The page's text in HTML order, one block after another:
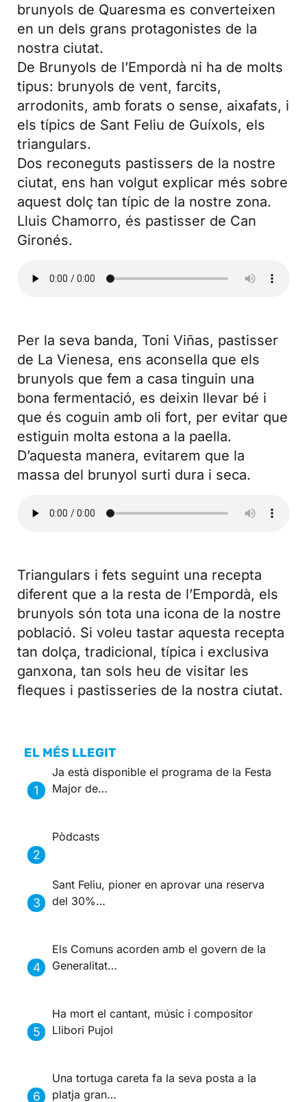
brunyols de Quaresma es converteixen
en un dels grans protagonistes de la
nostra ciutat.
De Brunyols de l’Empordà ni ha de molts
tipus: brunyols de vent, farcits,
arrodonits, amb forats o sense, aixafats, i
els típics de Sant Feliu de Guíxols, els
triangulars.
Dos reconeguts pastissers de la nostre
ciutat, ens han volgut explicar més sobre
aquest dolç tan típic de la nostre zona.
Lluis Chamorro, és pastisser de Can
Gironés.
Per la seva banda, Toni Viñas, pastisser
de La Vienesa, ens aconsella que els
brunyols que fem a casa tinguin una
bona fermentació, es deixin llevar bé i
que és coguin amb oli fort, per evitar que
estiguin molta estona a la paella.
D’aquesta manera, evitarem que la
massa del brunyol surti dura i seca.
Triangulars i fets seguint una recepta
diferent que a la resta de l’Empordà, els
brunyols són tota una icona de la nostre
població. Si voleu tastar aquesta recepta
tan dolça, tradicional, típica i exclusiva
ganxona, tan sols heu de visitar les
fleques i pastisseries de la nostra ciutat.
EL MÉS LLEGIT
Ja està disponible el programa de la Festa
Major de…
Pòdcasts
Sant Feliu, pioner en aprovar una reserva
del 30%…
Els Comuns acorden amb el govern de la
Generalitat…
Ha mort el cantant, músic i compositor
Llibori Pujol
Una tortuga careta fa la seva posta a la
platja gran…